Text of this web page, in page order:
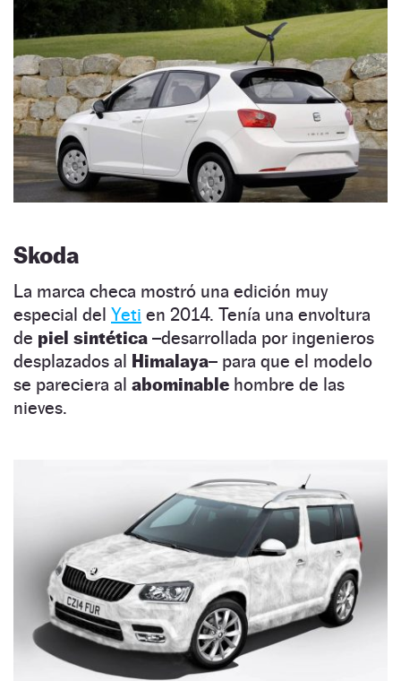
Skoda
La marca checa mostró una edición muy
especial del Yeti en 2014. Tenía una envoltura
de piel sintética –desarrollada por ingenieros
desplazados al Himalaya– para que el modelo
se pareciera al abominable hombre de las
nieves.